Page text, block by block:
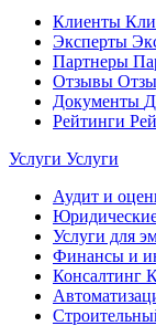
Клиенты
Эксперты
Партнеры
Отзывы
Документы
Рейтинги
Услуги Услуги
Аудит и
Услуги для
Финансы и
Консалтинг